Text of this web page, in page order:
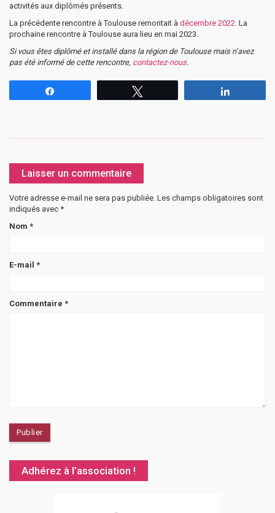
activités aux diplômés présents.
La précédente rencontre à Toulouse remontait à décembre 2022 . La
prochaine rencontre à Toulouse aura lieu en mai 2023.
Si vous êtes diplômé et installé dans la région de Toulouse mais n’avez
pas été informé de cette rencontre, contactez-nous.
Laisser un commentaire
Votre adresse e-mail ne sera pas publiée. Les champs obligatoires sont
indiqués avec *
Nom *
E-mail *
Commentaire *
Adhérez à l’association !